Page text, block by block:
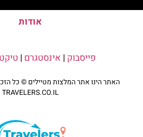
אודות
פייסבוק | אינסטגרם |
האתר הינו אתר המלצות מטיילים © כל
TRAVELERS.CO.IL